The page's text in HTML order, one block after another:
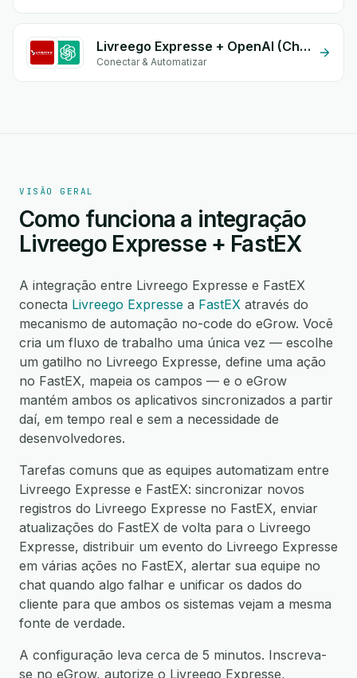
Livreego Expresse + OpenAI (ChatGPT)
Conectar & Automatizar
VISÃO GERAL
Como funciona a integração
Livreego Expresse + FastEX
A integração entre Livreego Expresse e FastEX
conecta Livreego Expresse a FastEX através do
mecanismo de automação no-code do eGrow. Você
cria um fluxo de trabalho uma única vez — escolhe
um gatilho no Livreego Expresse, define uma ação
no FastEX, mapeia os campos — e o eGrow
mantém ambos os aplicativos sincronizados a partir
daí, em tempo real e sem a necessidade de
desenvolvedores.
Tarefas comuns que as equipes automatizam entre
Livreego Expresse e FastEX: sincronizar novos
registros do Livreego Expresse no FastEX, enviar
atualizações do FastEX de volta para o Livreego
Expresse, distribuir um evento do Livreego Expresse
em várias ações no FastEX, alertar sua equipe no
chat quando algo falhar e unificar os dados do
cliente para que ambos os sistemas vejam a mesma
fonte de verdade.
A configuração leva cerca de 5 minutos. Inscreva-
se no eGrow, autorize o Livreego Expresse,